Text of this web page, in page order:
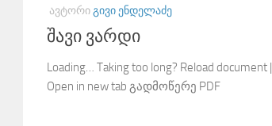
ᲐᲕᲢᲝᲠᲘᲒᲘᲕᲘ ᲔᲜᲓᲔᲚᲐᲫᲔ
შავი ვარდი
Loading… Taking too long? Reload document |
Open in new tab გადმოწერე PDF